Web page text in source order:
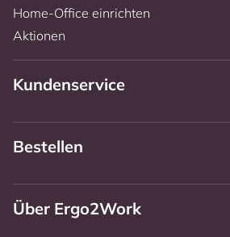
Home-Office einrichten
Aktionen
Kundenservice
Bestellen
Über Ergo2Work